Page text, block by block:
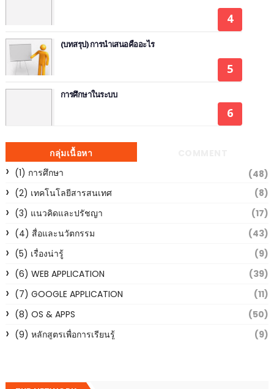
(บทสรุป) การนำเสนอคืออะไร
การศึกษาในระบบ
กลุ่มเนื้อหา
(1) การศึกษา
(48)
(2) เทคโนโลยีสารสนเทศ
(8)
(3) แนวคิดและปรัชญา
(17)
(4) สื่อและนวัตกรรม
(43)
(5) เรื่องน่ารู้
(9)
(6) WEB APPLICATION
(39)
(7) GOOGLE APPLICATION
(11)
(8) OS & APPS
(50)
(9) หลักสูตรเพื่อการเรียนรู้
(9)